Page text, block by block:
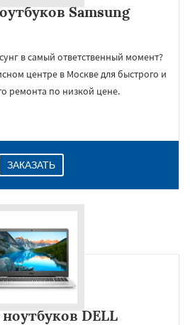
Samsung
в самый ответственный момент?
центре в Москве для быстрого и
ремонта по низкой цене.
ЗАКАЗАТЬ
DELL